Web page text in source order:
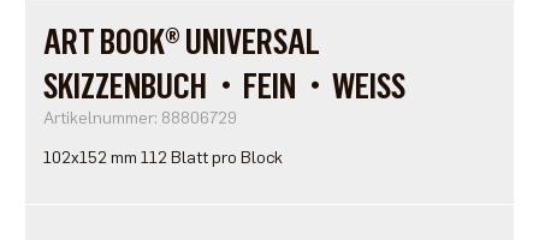
ART BOOK® UNIVERSAL
SKIZZENBUCH・FEIN・WEISS
Artikelnummer: 88806729
102x152 mm 112 Blatt pro Block